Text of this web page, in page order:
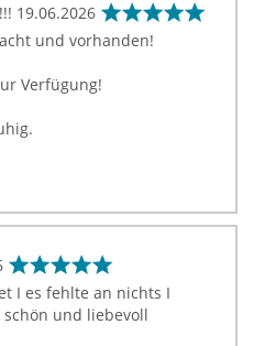
19.06.2026
und vorhanden!
Verfügung!
I es fehlte an nichts I
und liebevoll